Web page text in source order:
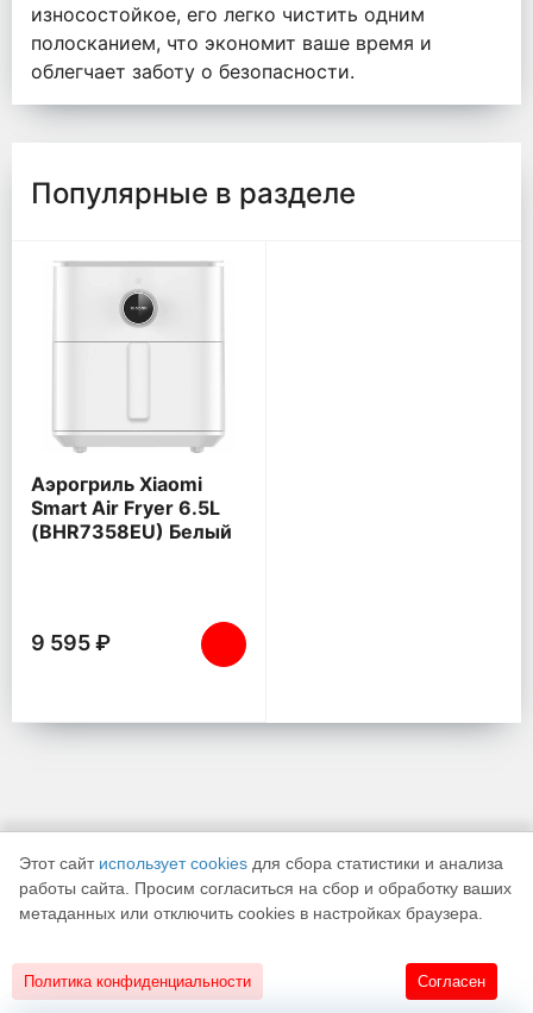
износостойкое, его легко чистить одним
полосканием, что экономит ваше время и
облегчает заботу о безопасности.
Популярные в разделе
Аэрогриль Xiaomi
Smart Air Fryer 6.5L
(BHR7358EU) Белый
9 595 ₽
К началу страницы
Этот сайт использует cookies для сбора статистики и анализа
работы сайта. Просим согласиться на сбор и обработку ваших
метаданных или отключить cookies в настройках браузера.
Политика конфиденциальности Согласен